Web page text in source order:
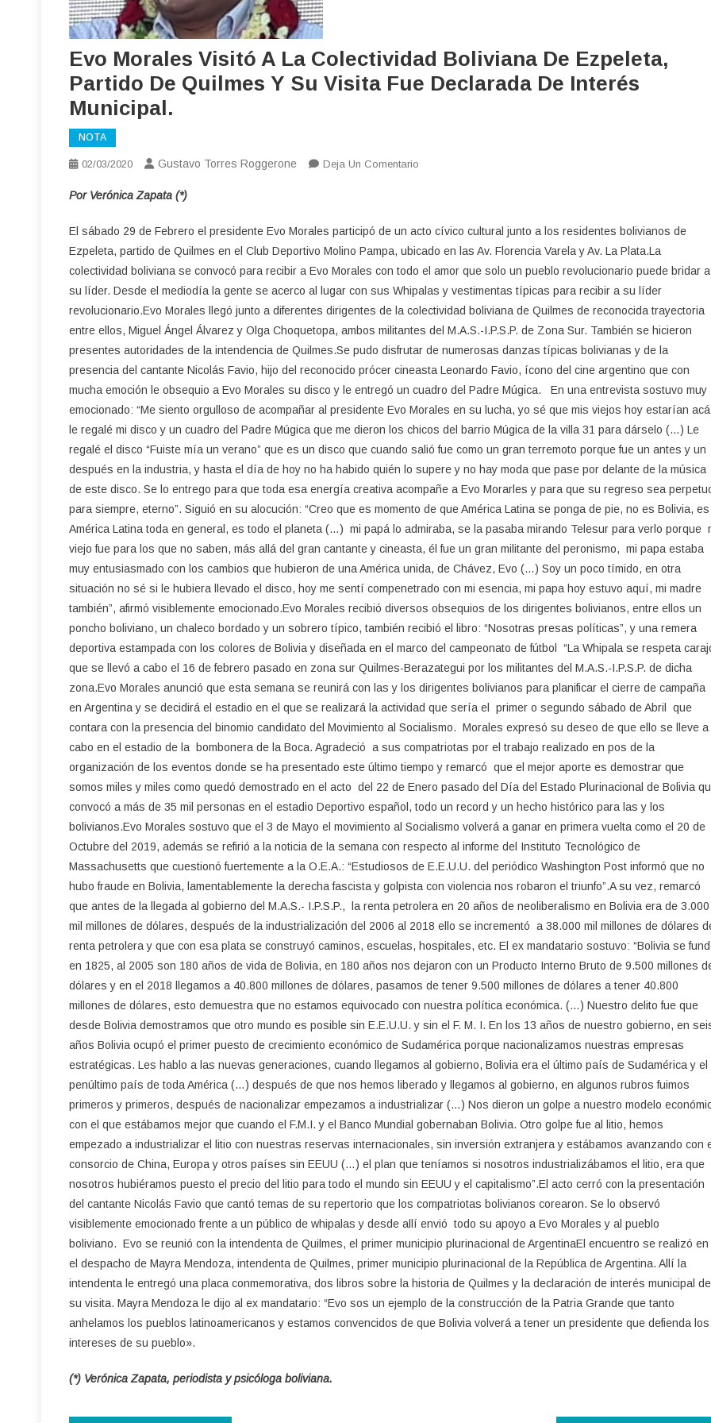
Evo Morales Visitó A La Colectividad Boliviana De Ezpeleta,
Partido De Quilmes Y Su Visita Fue Declarada De Interés
Municipal.
NOTA
02/03/2020 Gustavo Torres Roggerone Deja Un Comentario
A
La
Colectividad
Boliviana
De
Ezpeleta,
Partido
De
Quilmes
Visita
Fue
Declarada
De
Interés
Municipal.
Por Verónica Zapata (*)
El sábado 29 de Febrero el presidente Evo Morales participó de un acto cívico cultural junto a los residentes bolivianos de
Ezpeleta, partido de Quilmes en el Club Deportivo Molino Pampa, ubicado en las Av. Florencia Varela y Av. La Plata.La
colectividad boliviana se convocó para recibir a Evo Morales con todo el amor que solo un pueblo revolucionario puede bridar a
su líder. Desde el mediodía la gente se acerco al lugar con sus Whipalas y vestimentas típicas para recibir a su líder
revolucionario.Evo Morales llegó junto a diferentes dirigentes de la colectividad boliviana de Quilmes de reconocida trayectoria
entre ellos, Miguel Ángel Álvarez y Olga Choquetopa, ambos militantes del M.A.S.-I.P.S.P. de Zona Sur. También se hicieron
presentes autoridades de la intendencia de Quilmes.Se pudo disfrutar de numerosas danzas típicas bolivianas y de la
presencia del cantante Nicolás Favio, hijo del reconocido prócer cineasta Leonardo Favio, ícono del cine argentino que con
mucha emoción le obsequio a Evo Morales su disco y le entregó un cuadro del Padre Múgica. En una entrevista sostuvo muy
emocionado: “Me siento orgulloso de acompañar al presidente Evo Morales en su lucha, yo sé que mis viejos hoy estarían
le regalé mi disco y un cuadro del Padre Múgica que me dieron los chicos del barrio Múgica de la villa 31 para dárselo (…) Le
regalé el disco “Fuiste mía un verano” que es un disco que cuando salió fue como un gran terremoto porque fue un antes y un
después en la industria, y hasta el día de hoy no ha habido quién lo supere y no hay moda que pase por delante de la música
de este disco. Se lo entrego para que toda esa energía creativa acompañe a Evo Morarles y para que su regreso sea
para siempre, eterno”. Siguió en su alocución: “Creo que es momento de que América Latina se ponga de pie, no es Bolivia, es
América Latina toda en general, es todo el planeta (…) mi papá lo admiraba, se la pasaba mirando Telesur para verlo porque
viejo fue para los que no saben, más allá del gran cantante y cineasta, él fue un gran militante del peronismo, mi papa estaba
muy entusiasmado con los cambios que hubieron de una América unida, de Chávez, Evo (…) Soy un poco tímido, en otra
situación no sé si le hubiera llevado el disco, hoy me sentí compenetrado con mi esencia, mi papa hoy estuvo aquí, mi madre
también”, afirmó visiblemente emocionado.Evo Morales recibió diversos obsequios de los dirigentes bolivianos, entre ellos un
poncho boliviano, un chaleco bordado y un sobrero típico, también recibió el libro: “Nosotras presas políticas”, y una remera
deportiva estampada con los colores de Bolivia y diseñada en el marco del campeonato de fútbol “La Whipala se respeta
que se llevó a cabo el 16 de febrero pasado en zona sur Quilmes-Berazategui por los militantes del M.A.S.-I.P.S.P. de dicha
zona.Evo Morales anunció que esta semana se reunirá con las y los dirigentes bolivianos para planificar el cierre de campaña
en Argentina y se decidirá el estadio en el que se realizará la actividad que sería el primer o segundo sábado de Abril que
contara con la presencia del binomio candidato del Movimiento al Socialismo. Morales expresó su deseo de que ello se lleve a
cabo en el estadio de la bombonera de la Boca. Agradeció a sus compatriotas por el trabajo realizado en pos de la
organización de los eventos donde se ha presentado este último tiempo y remarcó que el mejor aporte es demostrar que
somos miles y miles como quedó demostrado en el acto del 22 de Enero pasado del Día del Estado Plurinacional de Bolivia
convocó a más de 35 mil personas en el estadio Deportivo español, todo un record y un hecho histórico para las y los
bolivianos.Evo Morales sostuvo que el 3 de Mayo el movimiento al Socialismo volverá a ganar en primera vuelta como el 20 de
Octubre del 2019, además se refirió a la noticia de la semana con respecto al informe del Instituto Tecnológico de
Massachusetts que cuestionó fuertemente a la O.E.A.: “Estudiosos de E.E.U.U. del periódico Washington Post informó que no
hubo fraude en Bolivia, lamentablemente la derecha fascista y golpista con violencia nos robaron el triunfo”.A su vez, remarcó
que antes de la llegada al gobierno del M.A.S.- I.P.S.P., la renta petrolera en 20 años de neoliberalismo en Bolivia era de 3.000
mil millones de dólares, después de la industrialización del 2006 al 2018 ello se incrementó a 38.000 mil millones de dólares
renta petrolera y que con esa plata se construyó caminos, escuelas, hospitales, etc. El ex mandatario sostuvo: “Bolivia se
en 1825, al 2005 son 180 años de vida de Bolivia, en 180 años nos dejaron con un Producto Interno Bruto de 9.500 millones
dólares y en el 2018 llegamos a 40.800 millones de dólares, pasamos de tener 9.500 millones de dólares a tener 40.800
millones de dólares, esto demuestra que no estamos equivocado con nuestra política económica. (…) Nuestro delito fue que
desde Bolivia demostramos que otro mundo es posible sin E.E.U.U. y sin el F. M. I. En los 13 años de nuestro gobierno, en
años Bolivia ocupó el primer puesto de crecimiento económico de Sudamérica porque nacionalizamos nuestras empresas
estratégicas. Les hablo a las nuevas generaciones, cuando llegamos al gobierno, Bolivia era el último país de Sudamérica y el
penúltimo país de toda América (…) después de que nos hemos liberado y llegamos al gobierno, en algunos rubros fuimos
primeros y primeros, después de nacionalizar empezamos a industrializar (…) Nos dieron un golpe a nuestro modelo
con el que estábamos mejor que cuando el F.M.I. y el Banco Mundial gobernaban Bolivia. Otro golpe fue al litio, hemos
empezado a industrializar el litio con nuestras reservas internacionales, sin inversión extranjera y estábamos avanzando con
consorcio de China, Europa y otros países sin EEUU (…) el plan que teníamos si nosotros industrializábamos el litio, era que
nosotros hubiéramos puesto el precio del litio para todo el mundo sin EEUU y el capitalismo”.El acto cerró con la presentación
del cantante Nicolás Favio que cantó temas de su repertorio que los compatriotas bolivianos corearon. Se lo observó
visiblemente emocionado frente a un público de whipalas y desde allí envió todo su apoyo a Evo Morales y al pueblo
boliviano. Evo se reunió con la intendenta de Quilmes, el primer municipio plurinacional de ArgentinaEl encuentro se realizó en
el despacho de Mayra Mendoza, intendenta de Quilmes, primer municipio plurinacional de la República de Argentina. Allí la
intendenta le entregó una placa conmemorativa, dos libros sobre la historia de Quilmes y la declaración de interés municipal de
su visita. Mayra Mendoza le dijo al ex mandatario: “Evo sos un ejemplo de la construcción de la Patria Grande que tanto
anhelamos los pueblos latinoamericanos y estamos convencidos de que Bolivia volverá a tener un presidente que defienda los
intereses de su pueblo».
(*) Verónica Zapata, periodista y psicóloga boliviana.